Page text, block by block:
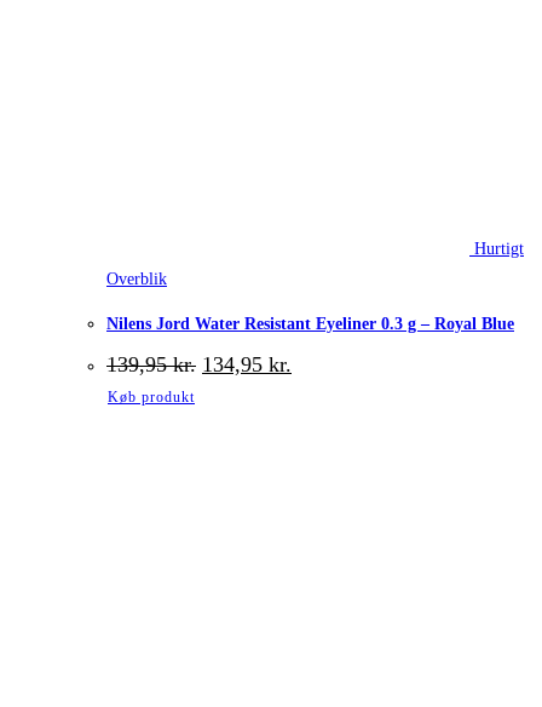
Hurtigt
Overblik
Nilens Jord Water Resistant Eyeliner 0.3 g – Royal Blue
139,95kr. Den
oprindelige
134,95 kr.
aktuelle
Køb produkt